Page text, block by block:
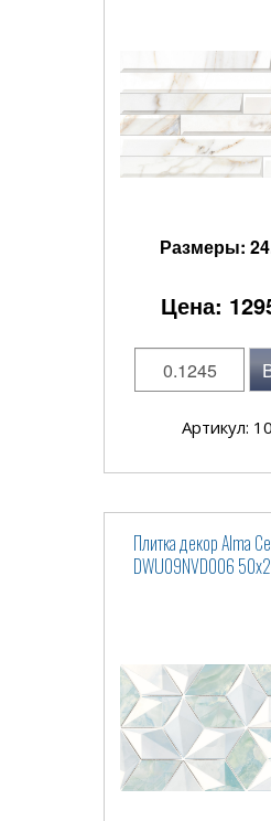
Размеры:
Цена:
Артикул:
Плитка декор Alma
DWU09NVD006